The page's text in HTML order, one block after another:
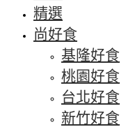
精選
尚好食
基隆好食
桃園好食
台北好食
新竹好食